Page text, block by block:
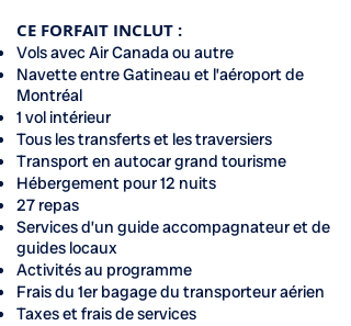
CE FORFAIT INCLUT :
Vols avec Air Canada ou autre
Navette entre Gatineau et l’aéroport de
Montréal
1 vol intérieur
Tous les transferts et les traversiers
Transport en autocar grand tourisme
Hébergement pour 12 nuits
27 repas
Services d’un guide accompagnateur et de
guides locaux
Activités au programme
Frais du 1er bagage du transporteur aérien
Taxes et frais de services